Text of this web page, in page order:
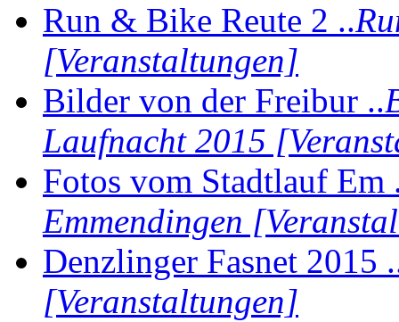
Run & Bike Reute 2 ..
[Veranstaltungen]
Bilder von der Freibur ..
Laufnacht 2015
Fotos vom Stadtlauf Em
Emmendingen
Denzlinger Fasnet 2015
[Veranstaltungen]